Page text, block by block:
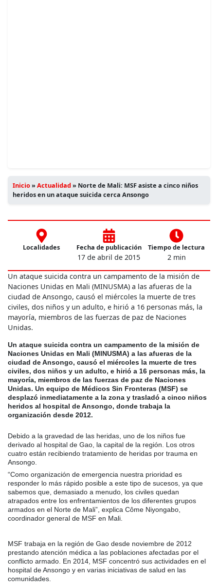
Inicio»Actualidad» Norte de Mali: MSF asiste a cinco niños
heridos en un ataque suicida cerca Ansongo
Localidades Fecha de publicación
17 de abril de 2015
Tiempo de lectura
2 min
Un ataque suicida contra un campamento de la misión de
Naciones Unidas en Mali (MINUSMA) a las afueras de la
ciudad de Ansongo, causó el miércoles la muerte de tres
civiles, dos niños y un adulto, e hirió a 16 personas más, la
mayoría, miembros de las fuerzas de paz de Naciones
Unidas.
Un ataque suicida contra un campamento de la misión de
Naciones Unidas en Mali (MINUSMA) a las afueras de la
ciudad de Ansongo, causó el miércoles la muerte de tres
civiles, dos niños y un adulto, e hirió a 16 personas más, la
mayoría, miembros de las fuerzas de paz de Naciones
Unidas. Un equipo de Médicos Sin Fronteras (MSF) se
desplazó inmediatamente a la zona y trasladó a cinco niños
heridos al hospital de Ansongo, donde trabaja la
organización desde 2012.
Debido a la gravedad de las heridas, uno de los niños fue
derivado al hospital de Gao, la capital de la región. Los otros
cuatro están recibiendo tratamiento de heridas por trauma en
Ansongo.
“Como organización de emergencia nuestra prioridad es
responder lo más rápido posible a este tipo de sucesos, ya que
sabemos que, demasiado a menudo, los civiles quedan
atrapados entre los enfrentamientos de los diferentes grupos
armados en el Norte de Mali”, explica Côme Niyongabo,
coordinador general de MSF en Mali.
MSF trabaja en la región de Gao desde noviembre de 2012
prestando atención médica a las poblaciones afectadas por el
conflicto armado. En 2014, MSF concentró sus actividades en el
hospital de Ansongo y en varias iniciativas de salud en las
comunidades.